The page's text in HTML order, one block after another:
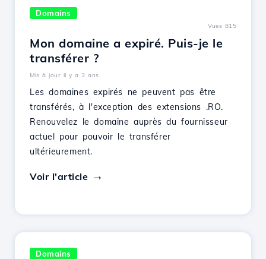
Domains
Vues 815
Mon domaine a expiré. Puis-je le
transférer ?
Mis à jour il y a 3 ans
Les domaines expirés ne peuvent pas être
transférés, à l'exception des extensions .RO.
Renouvelez le domaine auprès du fournisseur
actuel pour pouvoir le transférer
ultérieurement.
Voir l'article
Domains